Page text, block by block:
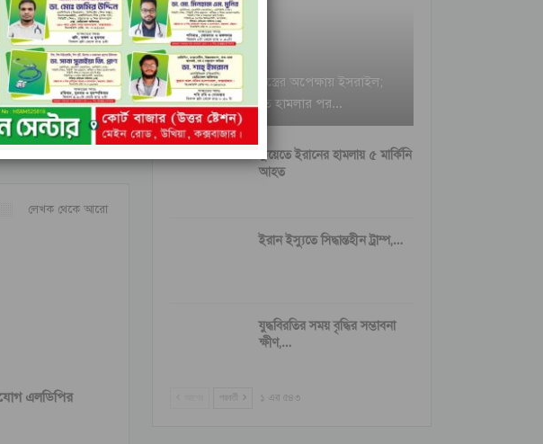
পরের খবর
ডাকাত অস্ত্র সহ গ্রেপ্তার।
লেখক থেকে আরো
এলডিপির
ইরানি ক্ষেপণাস্ত্রের অপেক্ষায় ইসরাইল;
বৈরুত হামলার পর…
কুয়েতে ইরানের হামলায় ৫ মার্কিনি
আহত
ইরান ইস্যুতে সিদ্ধান্তহীন ট্রাম্প,…
যুদ্ধবিরতির সময় বৃদ্ধির সম্ভাবনা
ক্ষীণ,…
পরবর্তী ১ এর ৫৪৩